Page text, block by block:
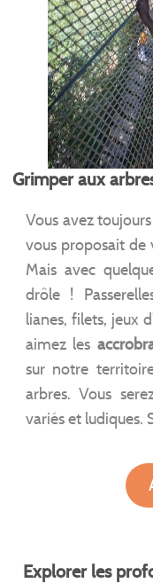
Grimper aux
Vous avez
vous proposait de
Mais avec
drôle !
lianes, filets, jeux
aimez les
sur notre
arbres. Vous
variés et ludiques.
Explorer les